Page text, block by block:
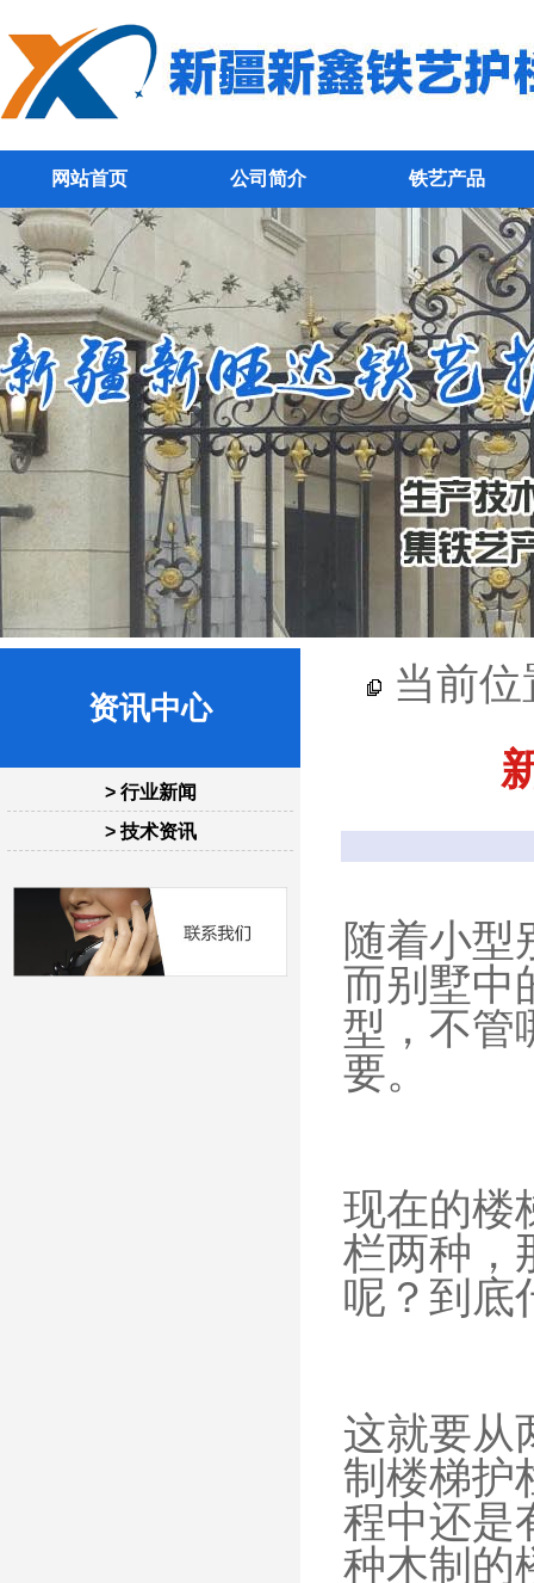
网站首页 公司简介 铁艺产品
资讯中心
> 行业新闻
> 技术资讯
当前位
随着小型
而别墅中
型，不管
要。
现在的楼
栏两种，
呢？到底
这就要从
制楼梯护
程中还是
种木制的